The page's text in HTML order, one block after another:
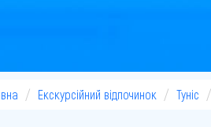
Екскурсійний відпочинок Туніс